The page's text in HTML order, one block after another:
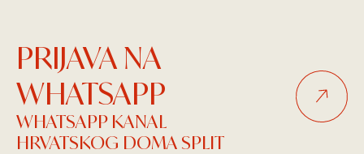
PRIJAVA NA
WHATSAPP
WHATSAPP KANAL
HRVATSKOG DOMA SPLIT